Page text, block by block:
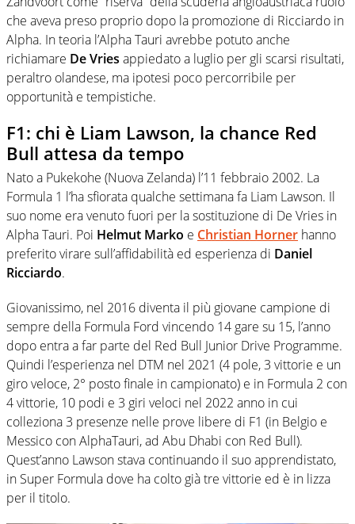
che aveva preso proprio dopo la promozione di Ricciardo in
Alpha. In teoria l’Alpha Tauri avrebbe potuto anche
richiamare De Vries appiedato a luglio per gli scarsi risultati,
peraltro olandese, ma ipotesi poco percorribile per
opportunità e tempistiche.
F1: chi è Liam Lawson, la chance Red
Bull attesa da tempo
Nato a Pukekohe (Nuova Zelanda) l’11 febbraio 2002. La
Formula 1 l’ha sfiorata qualche settimana fa Liam Lawson. Il
suo nome era venuto fuori per la sostituzione di De Vries in
Alpha Tauri. Poi Helmut Marko e Christian Horner hanno
preferito virare sull’affidabilità ed esperienza di Daniel
Ricciardo.
Giovanissimo, nel 2016 diventa il più giovane campione di
sempre della Formula Ford vincendo 14 gare su 15, l’anno
dopo entra a far parte del Red Bull Junior Drive Programme.
Quindi l’esperienza nel DTM nel 2021 (4 pole, 3 vittorie e un
giro veloce, 2° posto finale in campionato) e in Formula 2 con
4 vittorie, 10 podi e 3 giri veloci nel 2022 anno in cui
colleziona 3 presenze nelle prove libere di F1 (in Belgio e
Messico con AlphaTauri, ad Abu Dhabi con Red Bull).
Quest’anno Lawson stava continuando il suo apprendistato,
in Super Formula dove ha colto già tre vittorie ed è in lizza
per il titolo.